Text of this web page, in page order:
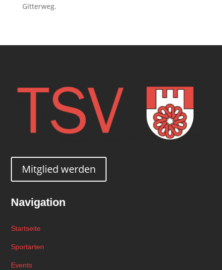
Gitterweg.
Mitglied werden
Navigation
Startseite
Sportarten
Events